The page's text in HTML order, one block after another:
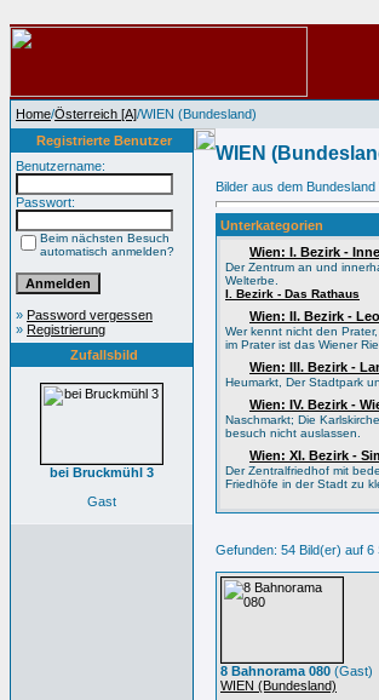
Home/Österreich [A]/WIEN (Bundesland)
Registrierte Benutzer
Benutzername:
Passwort:
Beim nächsten Besuch
automatisch anmelden?
» Password vergessen
» Registrierung
Zufallsbild
bei Bruckmühl 3
Gast
WIEN
Bilder aus dem
Unterkategorien
Wien: I. Bezirk -
Der Zentrum an und
Welterbe.
I. Bezirk - Das Rathaus
Wien: II. Bezirk -
Wer kennt nicht den
im Prater ist das Wiener
Wien: III. Bezirk -
Heumarkt, Der Stadtpark
Wien: IV. Bezirk -
Naschmarkt; Die
besuch nicht auslassen.
Wien: XI. Bezirk -
Der Zentralfriedhof mit
Friedhöfe in der Stadt zu
Gefunden: 54 Bild(er) auf 6
8 Bahnorama 080 (Gast)
WIEN (Bundesland)